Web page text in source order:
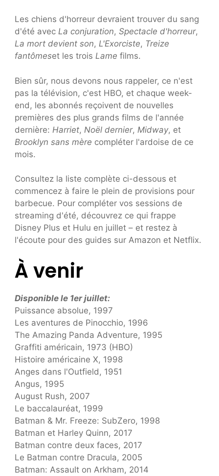
Les chiens d'horreur devraient trouver du sang
d'été avec La conjuration, Spectacle d'horreur,
La mort devient son, L'Exorciste, Treize
fantômeset les trois Lame films.
Bien sûr, nous devons nous rappeler, ce n'est
pas la télévision, c'est HBO, et chaque week-
end, les abonnés reçoivent de nouvelles
premières des plus grands films de l'année
dernière: Harriet, Noël dernier, Midway, et
Brooklyn sans mère compléter l'ardoise de ce
mois.
Consultez la liste complète ci-dessous et
commencez à faire le plein de provisions pour
barbecue. Pour compléter vos sessions de
streaming d'été, découvrez ce qui frappe
Disney Plus et Hulu en juillet – et restez à
l'écoute pour des guides sur Amazon et Netflix.
À venir
Disponible le 1er juillet:
Puissance absolue, 1997
Les aventures de Pinocchio, 1996
The Amazing Panda Adventure, 1995
Graffiti américain, 1973 (HBO)
Histoire américaine X, 1998
Anges dans l'Outfield, 1951
Angus, 1995
August Rush, 2007
Le baccalauréat, 1999
Batman & Mr. Freeze: SubZero, 1998
Batman et Harley Quinn, 2017
Batman contre deux faces, 2017
Le Batman contre Dracula, 2005
Batman: Assault on Arkham, 2014